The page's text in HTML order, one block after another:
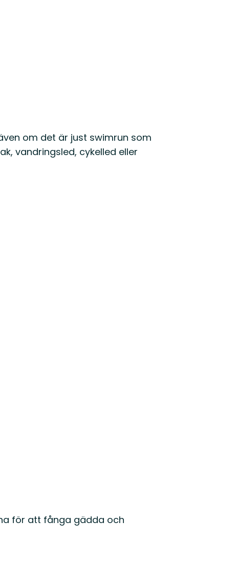
om det är just swimrun som
vandringsled, cykelled eller
för att fånga gädda och